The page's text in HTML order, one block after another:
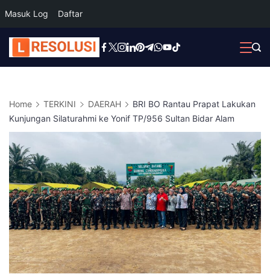
Masuk Log Daftar
Skip
to
Home TERKINI DAERAH
BRI BO Rantau Prapat Lakukan
Kunjungan Silaturahmi ke Yonif TP/956 Sultan Bidar Alam